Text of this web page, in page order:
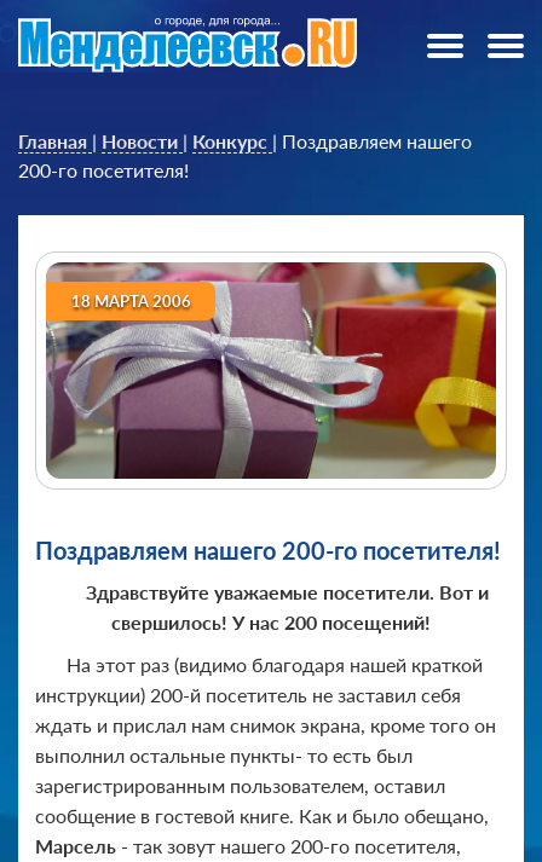
Главная | Новости | Конкурс | Поздравляем нашего
200-го посетителя!
18 МАРТА 2006
Поздравляем нашего 200-го посетителя!
Здравствуйте уважаемые посетители. Вот и
свершилось! У нас 200 посещений!
На этот раз (видимо благодаря нашей краткой
инструкции) 200-й посетитель не заставил себя
ждать и прислал нам снимок экрана, кроме того он
выполнил остальные пункты- то есть был
зарегистрированным пользователем, оставил
сообщение в гостевой книге. Как и было обещано,
Марсель - так зовут нашего 200-го посетителя,